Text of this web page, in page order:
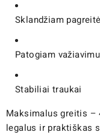
Sklandžiam
Patogiam
Stabiliai traukai
Maksimalus greitis –
legalus ir praktiškas